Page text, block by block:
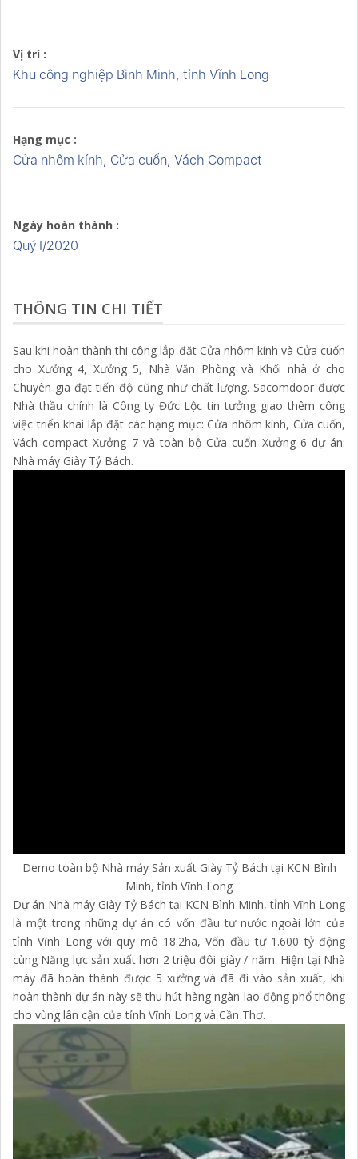
Vị trí :
Khu công nghiệp Bình Minh, tỉnh Vĩnh Long
Hạng mục :
Cửa nhôm kính, Cửa cuốn, Vách Compact
Ngày hoàn thành :
Quý I/2020
THÔNG TIN CHI TIẾT
Sau khi hoàn thành thi công lắp đặt Cửa nhôm kính và Cửa cuốn
cho Xưởng 4, Xưởng 5, Nhà Văn Phòng và Khối nhà ở cho
Chuyên gia đạt tiến độ cũng như chất lượng. Sacomdoor được
Nhà thầu chính là Công ty Đức Lộc tin tưởng giao thêm công
việc triển khai lắp đặt các hạng mục: Cửa nhôm kính, Cửa cuốn,
Vách compact Xưởng 7 và toàn bộ Cửa cuốn Xưởng 6 dự án:
Nhà máy Giày Tỷ Bách.
Demo toàn bộ Nhà máy Sản xuất Giày Tỷ Bách tại KCN Bình
Minh, tỉnh Vĩnh Long
Dự án Nhà máy Giày Tỷ Bách tại KCN Bình Minh, tỉnh Vĩnh Long
là một trong những dự án có vốn đầu tư nước ngoài lớn của
tỉnh Vĩnh Long với quy mô 18.2ha, Vốn đầu tư 1.600 tỷ động
cùng Năng lực sản xuất hơn 2 triệu đôi giày / năm. Hiện tại Nhà
máy đã hoàn thành được 5 xưởng và đã đi vào sản xuất, khi
hoàn thành dự án này sẽ thu hút hàng ngàn lao động phổ thông
cho vùng lân cận của tỉnh Vĩnh Long và Cần Thơ.